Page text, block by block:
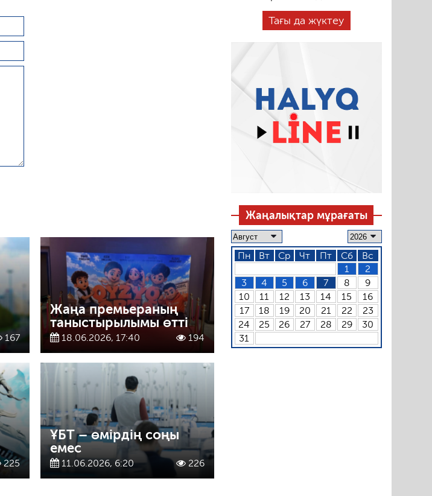
167
Жаңа премьераның
таныстырылымы өтті
18.06.2026, 17:40 194
225
ҰБТ – өмірдің соңы
емес
11.06.2026, 6:20 226
Тағы да жүктеу
Жаңалықтар мұрағаты
Пн Вт Ср Чт Пт Сб
Вс
1
2
3
4 5 6 7 8
9
10
11 12 13 14 15
16
17
18 19 20 21 22
23
24
25 26 27 28 29
30
31